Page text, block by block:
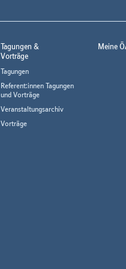
Tagungen &
Vorträge
Tagungen
Referent:innen Tagungen
und Vorträge
Veranstaltungsarchiv
Vorträge
Meine